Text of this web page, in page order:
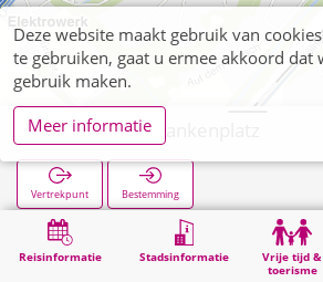
Reisinformatie Stadsinformatie
Vrije tijd &
toerisme
Weisweiler Frankenplatz
Vertrekpunt Bestemming
Zoekopracht Weisweiler Frankenplatz
Deze website maakt gebruik van
te gebruiken, gaat u ermee akkoord dat
gebruik maken.
Meer informatie